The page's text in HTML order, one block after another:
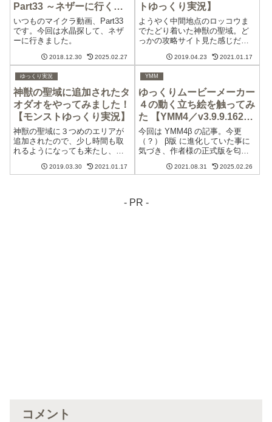
Part33 ～ネザーに行く！
～」
いつものマイクラ動画、Part33
です。今回は水晶探して、ネザ
ーに行きました。
2018.12.30 2025.02.27
トゆっくり実況】
ようやく中間地点のロッコウま
でたどり着いた神獣の聖域。ど
っかの攻略サイト見た感じだ
易度が高いとなってました
かったですよ…(´・ω・｀)という
ことで、今回のロッコウも難し
いんでしょうね…...
2019.04.23 2021.01.17
ゆっくり実況
神獣の聖域に追加されたタ
オダオをやってみました！
【モンストゆっくり実況】
神獣の聖域に３つめのエリアが
追加されたので、少し時間も取
れるようになっても来たし、ゆ
した。というわけで、今回はタ
2019.03.30 2021.01.17
YMM
ゆっくりムービーメーカー
４の動く立ち絵を触ってみ
た 【YMM4／v3.9.9.162
β62】
今回は YMM4β の記事。今更
（？） β版 に進化していた事に
気づき、作者様の正式版を匂わ
見かけまして…、そろそろ饅頭
思い、手順等々、備忘録的に書
2021.08.31 2025.02.26
- PR -
コメント